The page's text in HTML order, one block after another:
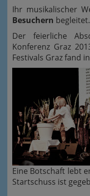
Ihr musikalischer
Besuchern begleitet.
Der feierliche
Konferenz Graz
Festivals Graz fand
Eine Botschaft lebt
Startschuss ist